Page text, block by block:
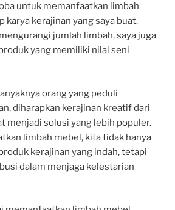
untuk memanfaatkan limbah
karya kerajinan yang saya buat.
jumlah limbah, saya juga
yang memiliki nilai seni
orang yang peduli
diharapkan kerajinan kreatif dari
menjadi solusi yang lebih populer.
limbah mebel, kita tidak hanya
kerajinan yang indah, tetapi
dalam menjaga kelestarian